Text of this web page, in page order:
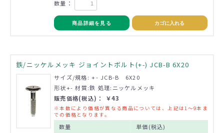
数量：
商品詳細を見る カゴに入れる
鉄/ニッケルメッキ ジョイントボルト(+-) JCB-B 6X20
サイズ/規格: +- JCB-B 6X20
形状+- 材質:鉄 処理:ニッケルメッキ
販売価格(税込)： ￥43
※本数により価格が異なる商品については、上記は1～9本ま
での価格となります。
数量
単価(税込)